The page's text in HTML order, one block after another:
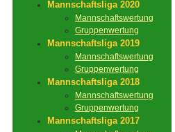
Mannschaftsliga 2020
Mannschaftswertung
Gruppenwertung
Mannschaftsliga 2019
Mannschaftswertung
Gruppenwertung
Mannschaftsliga 2018
Mannschaftswertung
Gruppenwertung
Mannschaftsliga 2017